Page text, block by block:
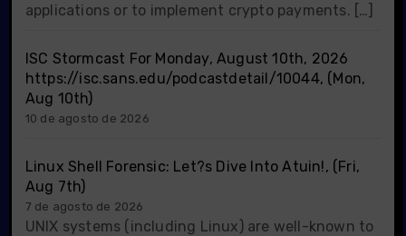
applications or to implement crypto payments. […]
ISC Stormcast For Monday, August 10th, 2026
https://isc.sans.edu/podcastdetail/10044, (Mon,
Aug 10th)
10 de agosto de 2026
Linux Shell Forensic: Let?s Dive Into Atuin!, (Fri,
Aug 7th)
7 de agosto de 2026
UNIX systems (including Linux) are well-known to